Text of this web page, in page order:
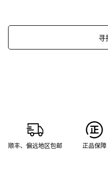
寻
顺丰、偏远地区包邮 正品保障